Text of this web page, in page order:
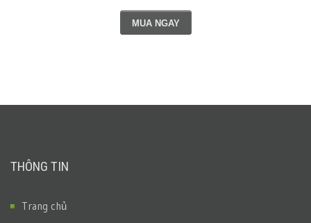
MUA NGAY
THÔNG TIN
Trang chủ